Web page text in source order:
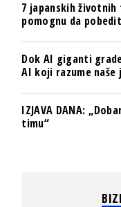
7 japanskih
pomognu da
Dok AI giganti
AI koji razume naše
IZJAVA DANA:
timu“